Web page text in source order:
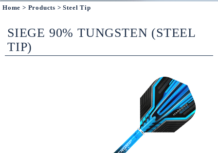
Home > Products > Steel Tip
SIEGE 90% TUNGSTEN (STEEL
TIP)